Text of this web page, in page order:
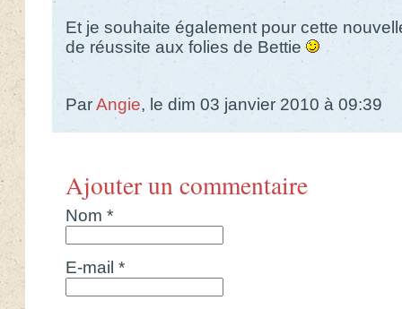
Et je souhaite également pour cette
de réussite aux folies de Bettie
ParAngie, le dim 03 janvier 2010 à 09:39
Ajouter un commentaire
Nom *
E-mail *